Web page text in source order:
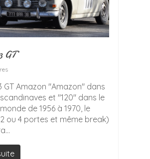
GT
GT Amazon "Amazon" dans
et "120" dans le
de 1956 à 1970, le
ou 4 portes et même break)